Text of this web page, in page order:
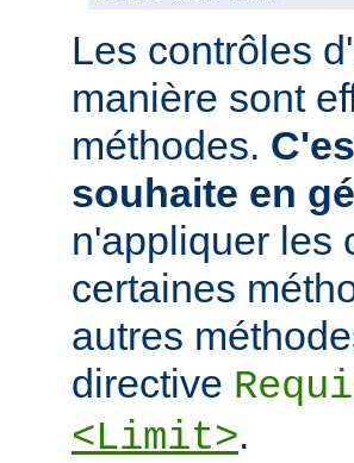
Les contrôles
manière sont
méthodes.
souhaite en
n'appliquer les
certaines
autres
directive
<Limit>.